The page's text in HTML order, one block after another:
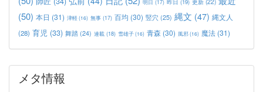
明日 (17) 昨日 (19)
(50) 本日 (31) 津軽(16) 無事 (17) 百均 (30) 竪穴 (25) 縄文 (47) 縄文人
(28) 育児 (33) 舞踏 (24) 連載 (18) 雪雄子(16) 青森 (30) 風邪(16) 魔法 (31)
メタ情報